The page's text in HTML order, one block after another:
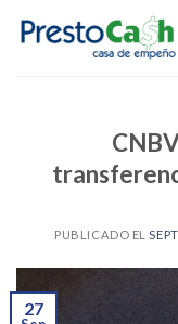
PUBLICADO EL
27